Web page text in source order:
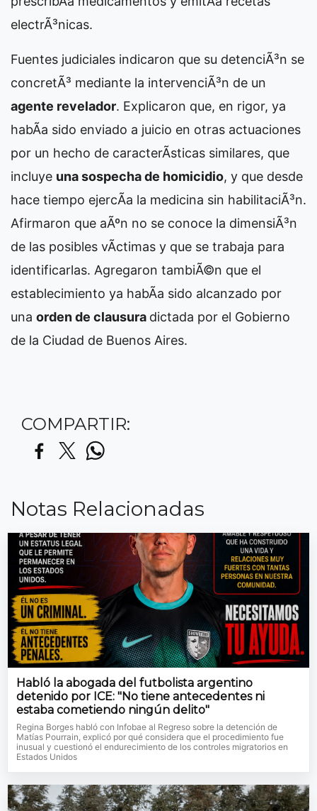
electrÃ³nicas.
Fuentes judiciales indicaron que su detenciÃ³n se
concretÃ³ mediante la intervenciÃ³n de un
agente revelador. Explicaron que, en rigor, ya
habÃ­a sido enviado a juicio en otras actuaciones
por un hecho de caracterÃ­sticas similares, que
incluye una sospecha de homicidio, y que desde
hace tiempo ejercÃ­a la medicina sin habilitaciÃ³n.
Afirmaron que aÃºn no se conoce la dimensiÃ³n
de las posibles vÃ­ctimas y que se trabaja para
identificarlas. Agregaron tambiÃ©n que el
establecimiento ya habÃ­a sido alcanzado por
una orden de clausura dictada por el Gobierno
de la Ciudad de Buenos Aires.
COMPARTIR:
Notas Relacionadas
Habló la abogada del futbolista argentino
detenido por ICE: "No tiene antecedentes ni
estaba cometiendo ningún delito"
Regina Borges habló con Infobae al Regreso sobre la detención de
Matías Pourrain, explicó por qué considera que el procedimiento fue
inusual y cuestionó el endurecimiento de los controles migratorios en
Estados Unidos